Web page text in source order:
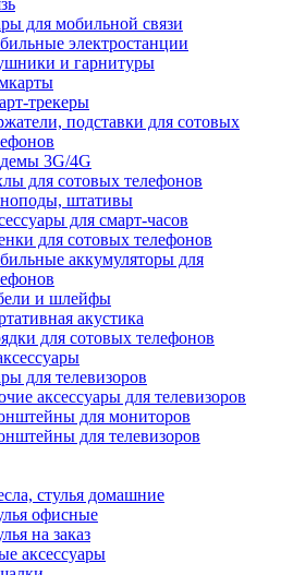
для мобильной связи
электростанции
и гарнитуры
трекеры
подставки для сотовых
3G/4G
для сотовых телефонов
штативы
для смарт-часов
для сотовых телефонов
аккумуляторы для
и шлейфы
акустика
для сотовых телефонов
для телевизоров
аксессуары для телевизоров
для мониторов
для телевизоров
стулья домашние
офисные
на заказ
аксессуары